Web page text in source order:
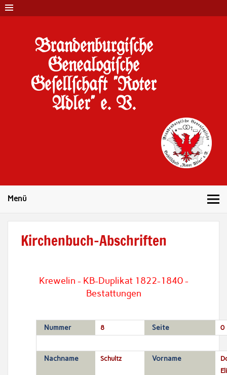
Brandenburgi#che
Genealogi#che
Ge#ell#chaft "Roter
Adler" e. V.
Menü
Kirchenbuch-Abschriften
Krewelin - KB-Duplikat 1822-1840 -
Bestattungen
Nummer 8 Seite 0
Nachname Schultz Vorname